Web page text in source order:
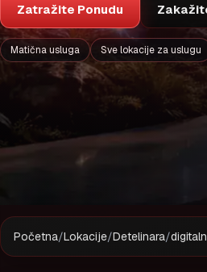
Zatražite Ponudu
Matična usluga Sve lokacije za uslugu
Početna/Lokacije/Detelinara/